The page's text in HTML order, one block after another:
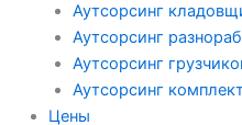
Аутсорсинг
Аутсорсинг
Аутсорсинг
Аутсорсинг
Цены